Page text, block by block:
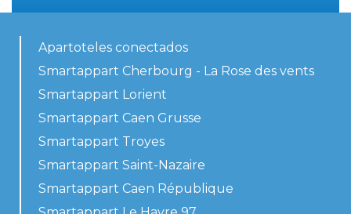
Apartoteles conectados
Smartappart Cherbourg - La Rose des vents
Smartappart Lorient
Smartappart Caen Grusse
Smartappart Troyes
Smartappart Saint-Nazaire
Smartappart Caen République